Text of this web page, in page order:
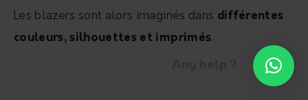
Les blazers sont alors imaginés dans différentes
couleurs, silhouettes et imprimés.